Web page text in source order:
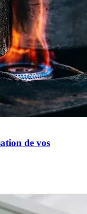
de vos